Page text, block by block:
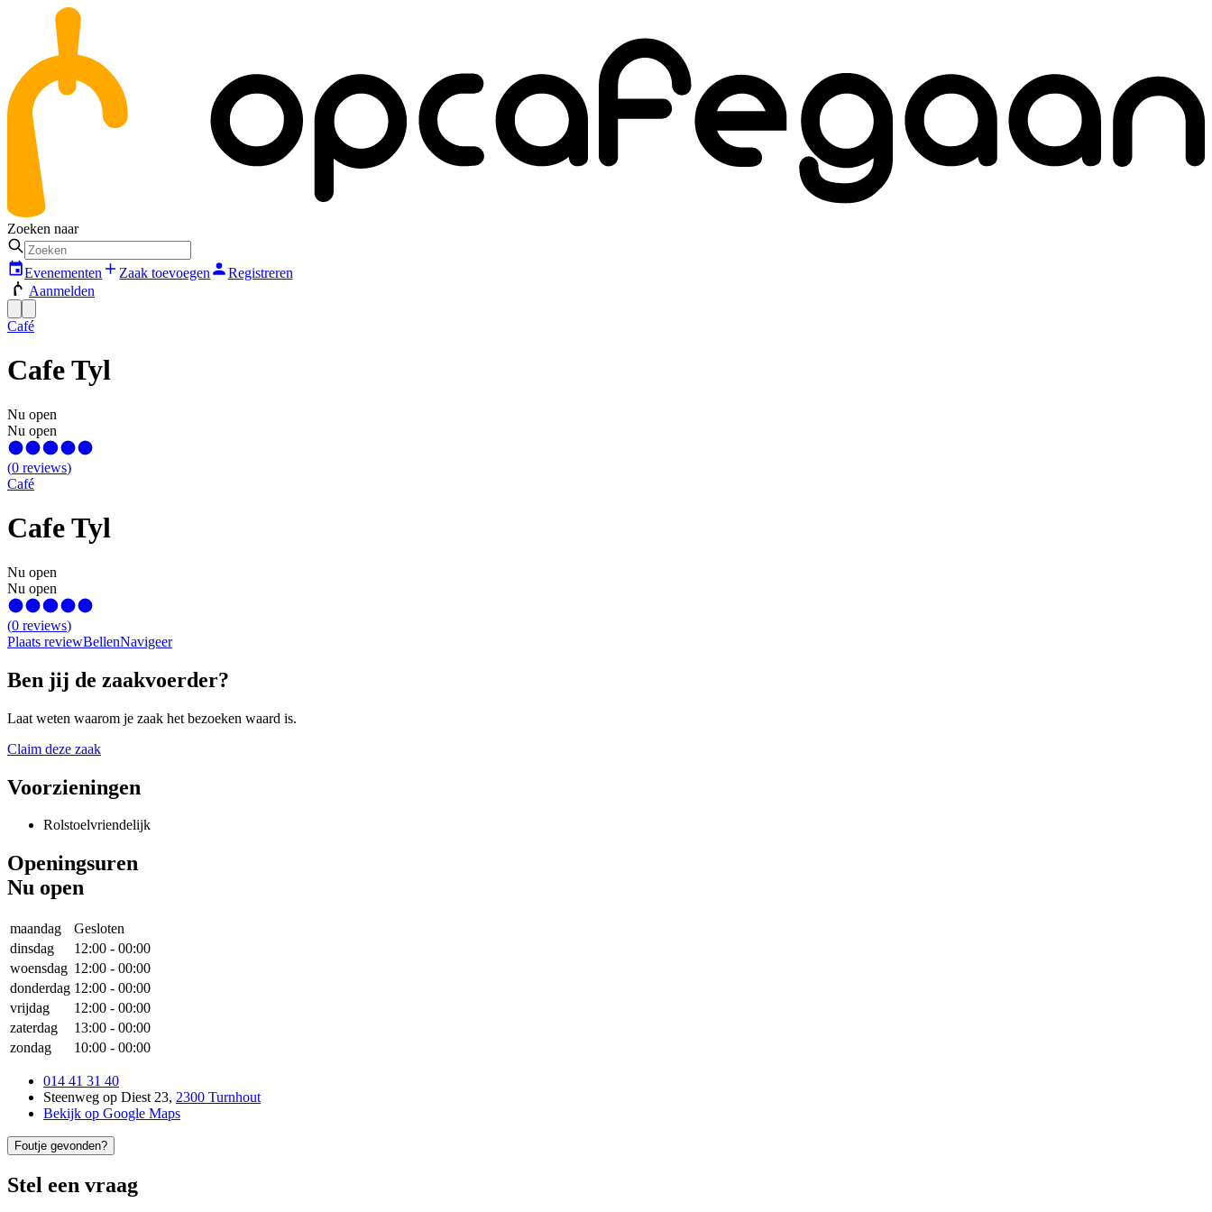
Zoeken naar
Evenementen Zaak toevoegen
Registreren
Aanmelden
Café
Cafe Tyl
Nu open
Nu open
(0 reviews)
Café
Cafe Tyl
Nu open
Nu open
(0 reviews)
Plaats reviewBellenNavigeer
Ben jij de zaakvoerder?
Laat weten waarom je zaak het bezoeken waard is.
Claim deze zaak
Voorzieningen
Rolstoelvriendelijk
Openingsuren
Nu open
maandag
Gesloten
dinsdag
12:00 - 00:00
woensdag 12:00 - 00:00
donderdag 12:00 - 00:00
vrijdag
12:00 - 00:00
zaterdag
13:00 - 00:00
zondag
10:00 - 00:00
014 41 31 40
Steenweg op Diest 23, 2300 Turnhout
Bekijk op Google Maps
Foutje gevonden?
Stel een vraag